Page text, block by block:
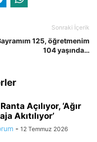
Sonraki İçerik
125, öğretmenim
104 yaşında…
Açılıyor, ‘Ağır
Akıtılıyor’
- 12 Temmuz 2026